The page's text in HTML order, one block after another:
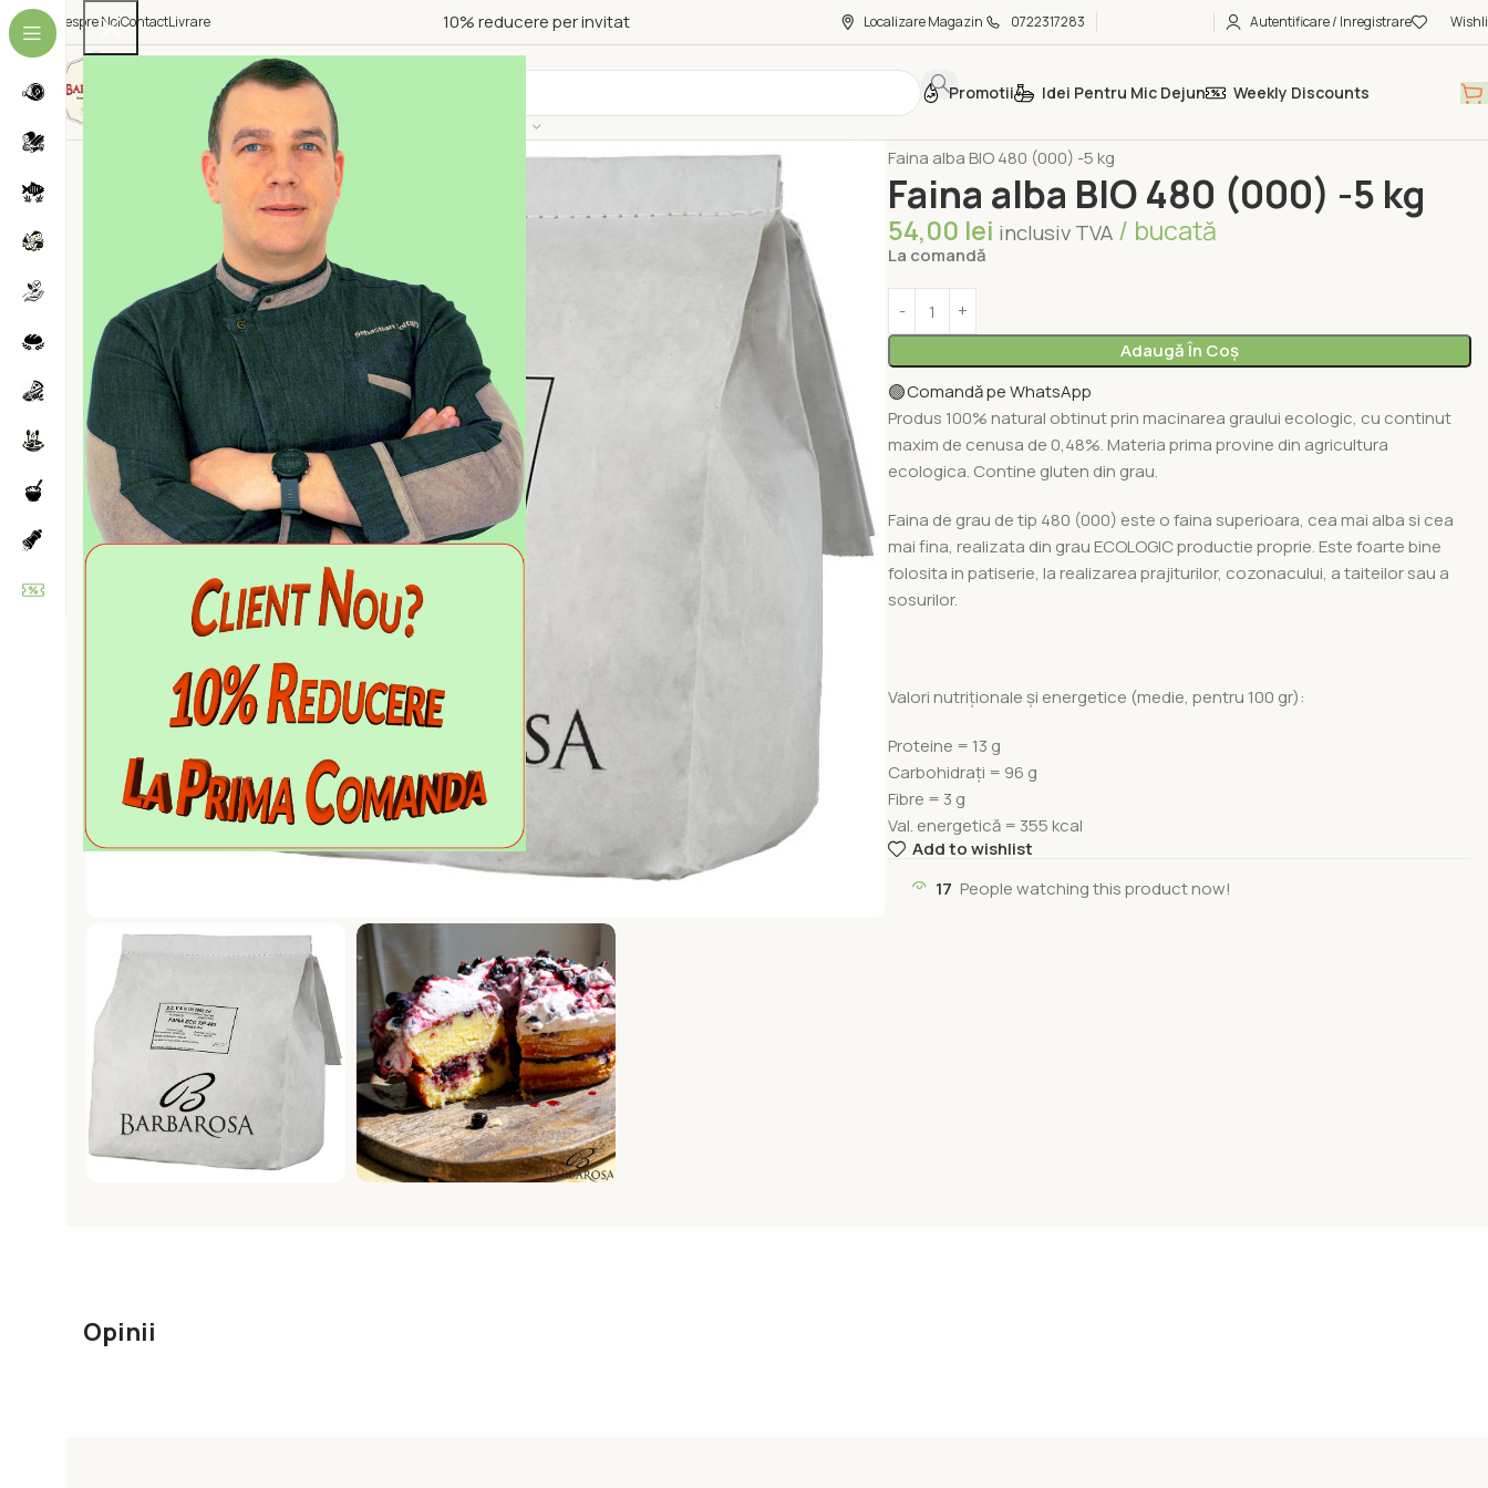
Despre NoiContactLivrare 10% reducere per invitat Localizare Magazin 0722317283 Autentificare / Inregistrare
Categorii Produse Promotii Idei Pentru Mic Dejun Weekly Discounts
Faina alba BIO 480 (000) -5 kg
Faina alba BIO 480 (000) -5 kg
54,00 lei inclusiv TVA / bucată
La comandă
Adaugă În Coș
🟢Comandă pe WhatsApp
Produs 100% natural obtinut prin macinarea graului ecologic, cu continut
maxim de cenusa de 0,48%. Materia prima provine din agricultura
ecologica. Contine gluten din grau.
Faina de grau de tip 480 (000) este o faina superioara, cea mai alba si cea
mai fina, realizata din grau ECOLOGIC productie proprie. Este foarte bine
folosita in patiserie, la realizarea prajiturilor, cozonacului, a taiteilor sau a
sosurilor.
Valori nutriționale și energetice (medie, pentru 100 gr):
Proteine = 13 g
Carbohidrați = 96 g
Fibre = 3 g
Val. energetică = 355 kcal
Add to wishlist
17 People watching this product now!
Opinii